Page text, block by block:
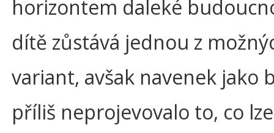
horizontem daleké
dítě zůstává jednou z
variant, avšak navenek jako
příliš neprojevovalo to, co